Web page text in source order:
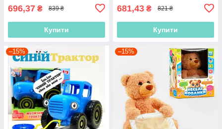
696,37 ₴ 839 ₴
Купити
681,43 ₴ 821 ₴
Купити
–15% –15%